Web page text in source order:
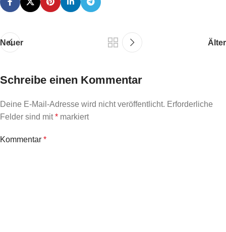
Neuer Älter
Schreibe einen Kommentar
Deine E-Mail-Adresse wird nicht veröffentlicht. Erforderliche
Felder sind mit* markiert
Kommentar *